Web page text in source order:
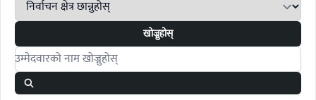
खोज्नुहोस्
Search candidates